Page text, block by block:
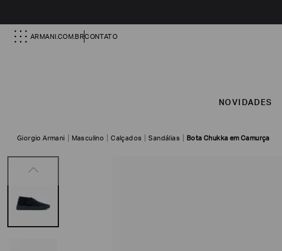
ARMANI.COM.BRCONTATO
NOVIDADES
Giorgio Armani Masculino Calçados Sandálias Bota Chukka em Camurça